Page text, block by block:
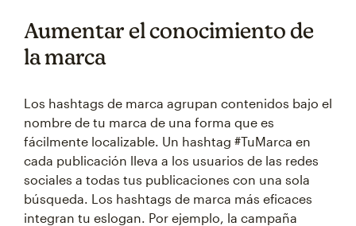
Aumentar el conocimiento de
la marca
Los hashtags de marca agrupan contenidos bajo el
nombre de tu marca de una forma que es
fácilmente localizable. Un hashtag #TuMarca en
cada publicación lleva a los usuarios de las redes
sociales a todas tus publicaciones con una sola
búsqueda. Los hashtags de marca más eficaces
integran tu eslogan. Por ejemplo, la campaña